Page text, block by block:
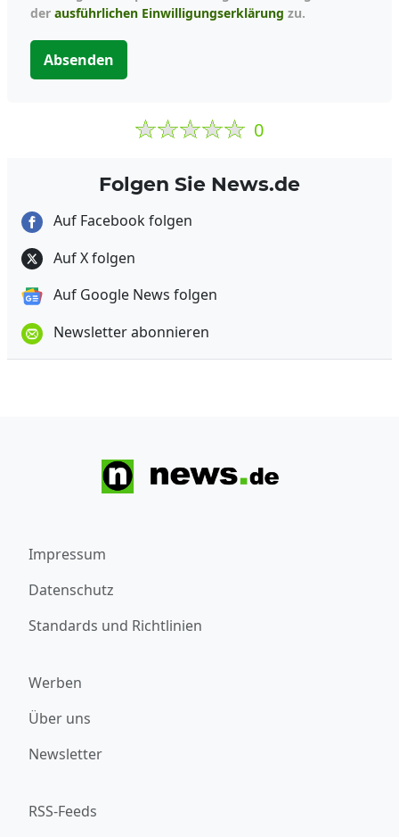
der ausführlichen Einwilligungserklärung zu.
Absenden
0
Folgen Sie News.de
Auf Facebook folgen
Auf X folgen
Auf Google News folgen
Newsletter abonnieren
Impressum
Datenschutz
Standards und Richtlinien
Werben
Über uns
Newsletter
RSS-Feeds